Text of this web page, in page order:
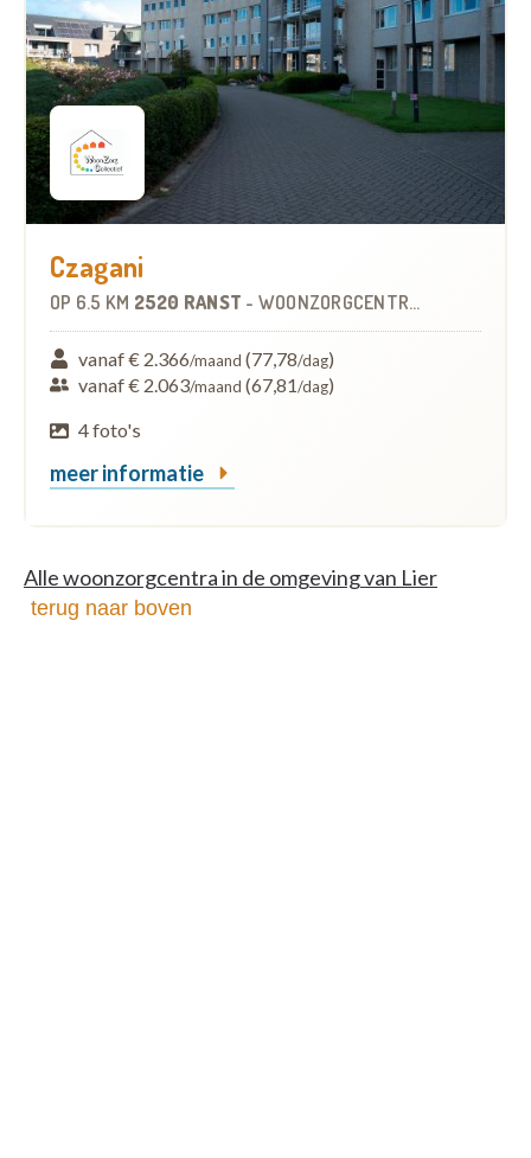
Czagani
OP 6.5 KM 2520 RANST - WOONZORGCENTRUM (WZC)
vanaf € 2.366/maand (77,78/dag)
vanaf € 2.063/maand (67,81/dag)
4 foto's
meer informatie
Alle woonzorgcentra in de omgeving van Lier
terug naar boven